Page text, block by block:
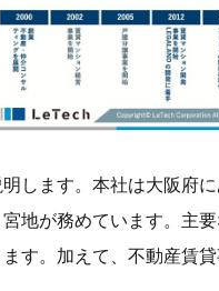
します。本社は大阪府
地が務めています。主
す。加えて、不動産賃